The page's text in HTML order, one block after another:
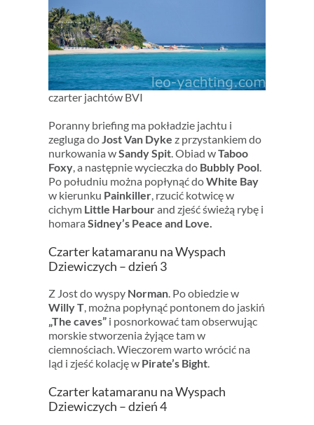
czarter jachtów BVI
Poranny briefing ma pokładzie jachtu i
zegluga do Jost Van Dyke z przystankiem do
nurkowania wSandy Spit. Obiad wTaboo
Foxy, a następnie wycieczka do Bubbly Pool.
Po południu można popłynąć doWhite Bay
w kierunku Painkiller, rzucić kotwicę w
cichym Little Harbourand zjeść świeżą rybę i
homara Sidney’s Peace and Love.
Czarter katamaranu na Wyspach
Dziewiczych – dzień 3
Z Jost do wyspy Norman. Po obiedzie w
Willy T, można popłynąć pontonem do jaskiń
„The caves”i posnorkować tam obserwując
morskie stworzenia żyjące tam w
ciemnościach. Wieczorem warto wrócić na
ląd i zjeść kolację w Pirate’s Bight.
Czarter katamaranu na Wyspach
Dziewiczych – dzień 4